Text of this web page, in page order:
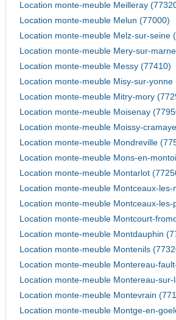
Location monte-meuble Meilleray
Location monte-meuble Melun (77000)
Location monte-meuble Melz-sur-seine
Location monte-meuble Mery-sur-
Location monte-meuble Messy (77410)
Location monte-meuble Misy-sur-yonne
Location monte-meuble Mitry-mory
Location monte-meuble Moisenay
Location monte-meuble Moissy-
Location monte-meuble Mondreville
Location monte-meuble Mons-en-
Location monte-meuble Montarlot
Location monte-meuble Montceaux-les-
Location monte-meuble Montceaux-les-
Location monte-meuble Montcourt-
Location monte-meuble Montdauphin
Location monte-meuble Montenils
Location monte-meuble Montereau-
Location monte-meuble Montereau-
Location monte-meuble Montevrain
Location monte-meuble Montge-en-